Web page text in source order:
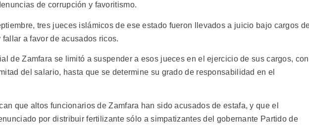
de corrupción y favoritismo.
tres jueces islámicos de ese estado fueron llevados a juicio bajo cargos
a favor de acusados ricos.
de Zamfara se limitó a suspender a esos jueces en el ejercicio de sus cargos, con
del salario, hasta que se determine su grado de responsabilidad en el
que altos funcionarios de Zamfara han sido acusados de estafa, y que el
por distribuir fertilizante sólo a simpatizantes del gobernante Partido de